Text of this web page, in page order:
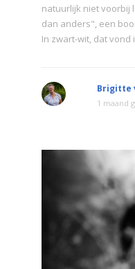
natuurlijk niet voorbij
dan anders", een
In zwart-wit, dat vond
Brigitte
1 maand